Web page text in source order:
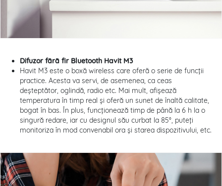
Difuzor fără fir Bluetooth Havit M3
Havit M3 este o boxă wireless care oferă o serie de funcții
practice. Acesta va servi, de asemenea, ca ceas
deșteptător, oglindă, radio etc. Mai mult, afișează
temperatura în timp real și oferă un sunet de înaltă calitate,
bogat în bas. În plus, funcționează timp de până la 6 h la o
singură redare, iar cu designul său curbat la 85°, puteți
monitoriza în mod convenabil ora și starea dispozitivului, etc.